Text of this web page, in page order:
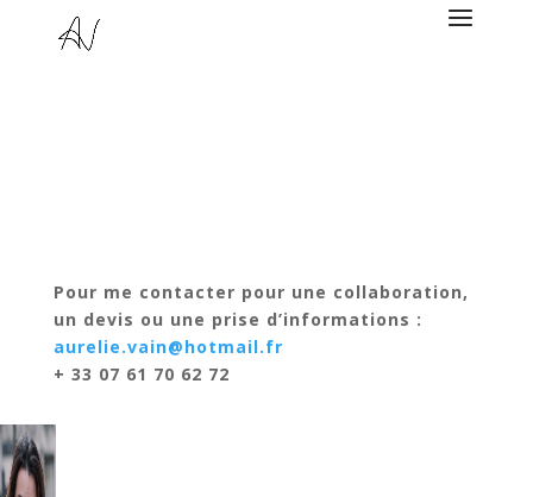
Pour me contacter pour une collaboration,
un devis ou une prise d’informations :
aurelie.vain@hotmail.fr
+ 33 07 61 70 62 72